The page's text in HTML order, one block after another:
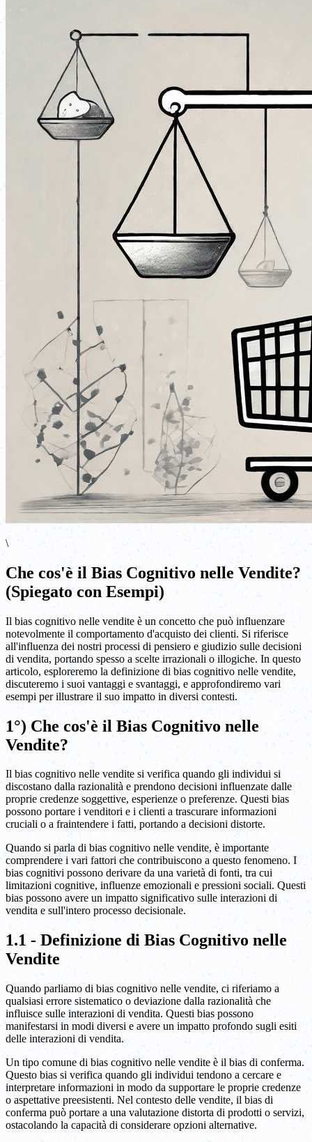
\
Che cos'è il Bias Cognitivo nelle Vendite?
(Spiegato con Esempi)
Il bias cognitivo nelle vendite è un concetto che può influenzare
notevolmente il comportamento d'acquisto dei clienti. Si riferisce
all'influenza dei nostri processi di pensiero e giudizio sulle decisioni
di vendita, portando spesso a scelte irrazionali o illogiche. In questo
articolo, esploreremo la definizione di bias cognitivo nelle vendite,
discuteremo i suoi vantaggi e svantaggi, e approfondiremo vari
esempi per illustrare il suo impatto in diversi contesti.
1°) Che cos'è il Bias Cognitivo nelle
Vendite?
Il bias cognitivo nelle vendite si verifica quando gli individui si
discostano dalla razionalità e prendono decisioni influenzate dalle
proprie credenze soggettive, esperienze o preferenze. Questi bias
possono portare i venditori e i clienti a trascurare informazioni
cruciali o a fraintendere i fatti, portando a decisioni distorte.
Quando si parla di bias cognitivo nelle vendite, è importante
comprendere i vari fattori che contribuiscono a questo fenomeno. I
bias cognitivi possono derivare da una varietà di fonti, tra cui
limitazioni cognitive, influenze emozionali e pressioni sociali. Questi
bias possono avere un impatto significativo sulle interazioni di
vendita e sull'intero processo decisionale.
1.1 - Definizione di Bias Cognitivo nelle
Vendite
Quando parliamo di bias cognitivo nelle vendite, ci riferiamo a
qualsiasi errore sistematico o deviazione dalla razionalità che
influisce sulle interazioni di vendita. Questi bias possono
manifestarsi in modi diversi e avere un impatto profondo sugli esiti
delle interazioni di vendita.
Un tipo comune di bias cognitivo nelle vendite è il bias di conferma.
Questo bias si verifica quando gli individui tendono a cercare e
interpretare informazioni in modo da supportare le proprie credenze
o aspettative preesistenti. Nel contesto delle vendite, il bias di
conferma può portare a una valutazione distorta di prodotti o servizi,
ostacolando la capacità di considerare opzioni alternative.